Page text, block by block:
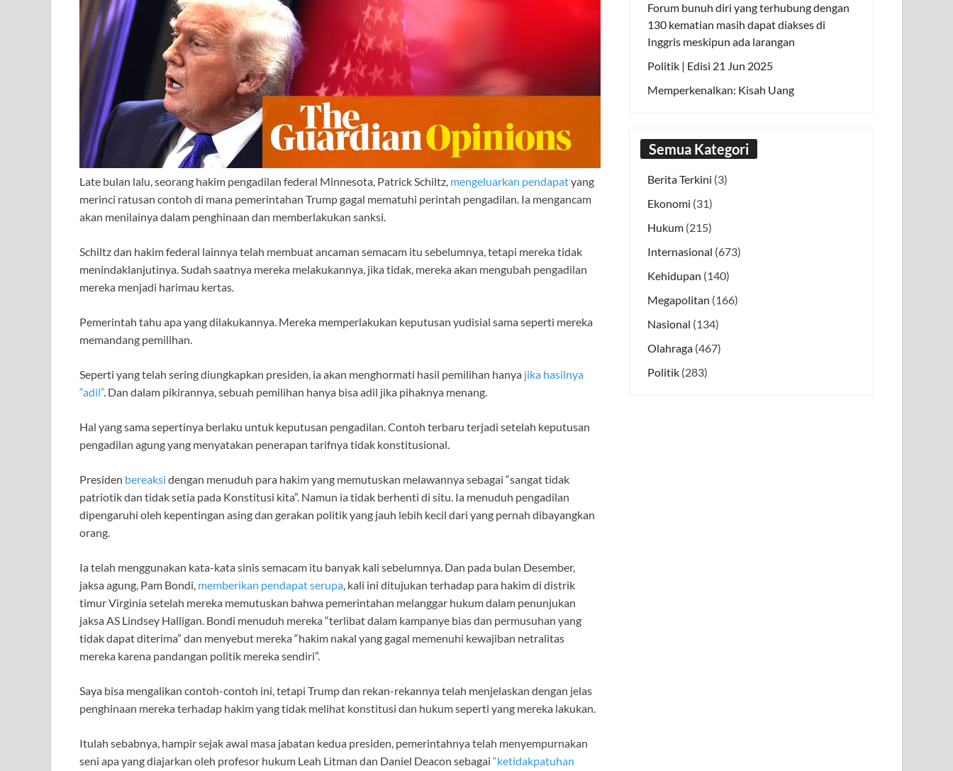
Late bulan lalu, seorang hakim pengadilan federal Minnesota, Patrick Schiltz, mengeluarkan pendapatyang
merinci ratusan contoh di mana pemerintahan Trump gagal mematuhi perintah pengadilan. Ia mengancam
akan menilainya dalam penghinaan dan memberlakukan sanksi.
Schiltz dan hakim federal lainnya telah membuat ancaman semacam itu sebelumnya, tetapi mereka tidak
menindaklanjutinya. Sudah saatnya mereka melakukannya, jika tidak, mereka akan mengubah pengadilan
mereka menjadi harimau kertas.
Pemerintah tahu apa yang dilakukannya. Mereka memperlakukan keputusan yudisial sama seperti mereka
memandang pemilihan.
Seperti yang telah sering diungkapkan presiden, ia akan menghormati hasil pemilihan hanya jika hasilnya
“adil”. Dan dalam pikirannya, sebuah pemilihan hanya bisa adil jika pihaknya menang.
Hal yang sama sepertinya berlaku untuk keputusan pengadilan. Contoh terbaru terjadi setelah keputusan
pengadilan agung yang menyatakan penerapan tarifnya tidak konstitusional.
Presiden bereaksi dengan menuduh para hakim yang memutuskan melawannya sebagai “sangat tidak
patriotik dan tidak setia pada Konstitusi kita”. Namun ia tidak berhenti di situ. Ia menuduh pengadilan
dipengaruhi oleh kepentingan asing dan gerakan politik yang jauh lebih kecil dari yang pernah dibayangkan
orang.
Ia telah menggunakan kata-kata sinis semacam itu banyak kali sebelumnya. Dan pada bulan Desember,
jaksa agung, Pam Bondi, memberikan pendapat serupa, kali ini ditujukan terhadap para hakim di distrik
timur Virginia setelah mereka memutuskan bahwa pemerintahan melanggar hukum dalam penunjukan
jaksa AS Lindsey Halligan. Bondi menuduh mereka “terlibat dalam kampanye bias dan permusuhan yang
tidak dapat diterima” dan menyebut mereka “hakim nakal yang gagal memenuhi kewajiban netralitas
mereka karena pandangan politik mereka sendiri”.
Saya bisa mengalikan contoh-contoh ini, tetapi Trump dan rekan-rekannya telah menjelaskan dengan jelas
penghinaan mereka terhadap hakim yang tidak melihat konstitusi dan hukum seperti yang mereka lakukan.
Itulah sebabnya, hampir sejak awal masa jabatan kedua presiden, pemerintahnya telah menyempurnakan
seni apa yang diajarkan oleh profesor hukum Leah Litman dan Daniel Deacon sebagai “ketidakpatuhan
Forum bunuh diri yang terhubung dengan
130 kematian masih dapat diakses di
Inggris meskipun ada larangan
Politik | Edisi 21 Jun 2025
Memperkenalkan: Kisah Uang
Semua Kategori
Berita Terkini (3)
Ekonomi (31)
Hukum (215)
Internasional (673)
Kehidupan (140)
Megapolitan (166)
Nasional (134)
Olahraga (467)
Politik (283)